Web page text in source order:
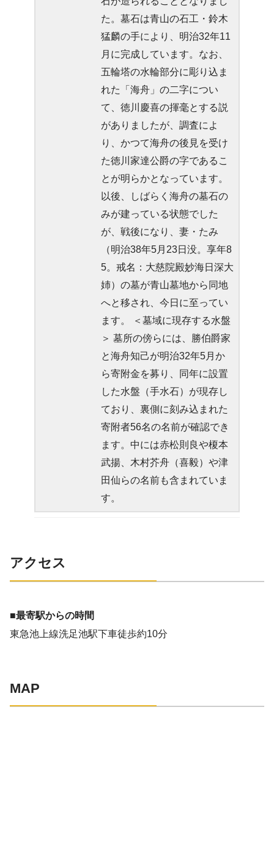
た。墓石は青山の石工・鈴木
猛麟の手により、明治32年11
月に完成しています。なお、
五輪塔の水輪部分に彫り込ま
れた「海舟」の二字につい
て、徳川慶喜の揮毫とする説
がありましたが、調査によ
り、かつて海舟の後見を受け
た徳川家達公爵の字であるこ
とが明らかとなっています。
以後、しばらく海舟の墓石の
みが建っている状態でした
が、戦後になり、妻・たみ
（明治38年5月23日没。享年8
5。戒名：大慈院殿妙海日深大
姉）の墓が青山墓地から同地
へと移され、今日に至ってい
ます。 ＜墓域に現存する水盤
＞ 墓所の傍らには、勝伯爵家
と海舟知己が明治32年5月か
ら寄附金を募り、同年に設置
した水盤（手水石）が現存し
ており、裏側に刻み込まれた
寄附者56名の名前が確認でき
ます。中には赤松則良や榎本
武揚、木村芥舟（喜毅）や津
田仙らの名前も含まれていま
す。
アクセス
■最寄駅からの時間
東急池上線洗足池駅下車徒歩約10分
MAP